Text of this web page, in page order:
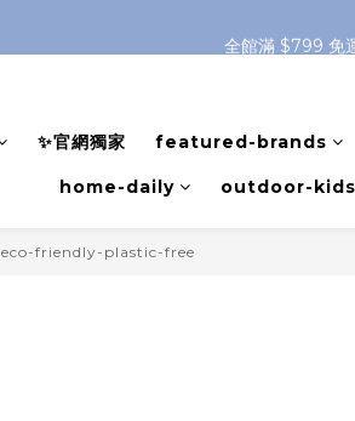
全館滿 $799 免
✨官網獨家 featured-brands
home-daily outdoor-kids
eco-friendly-plastic-free